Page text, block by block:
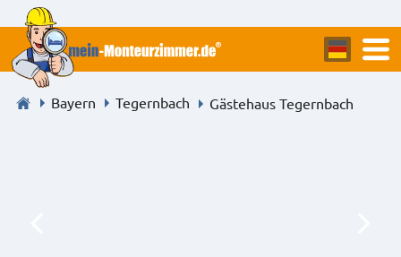
Bayern Tegernbach Gästehaus Tegernbach